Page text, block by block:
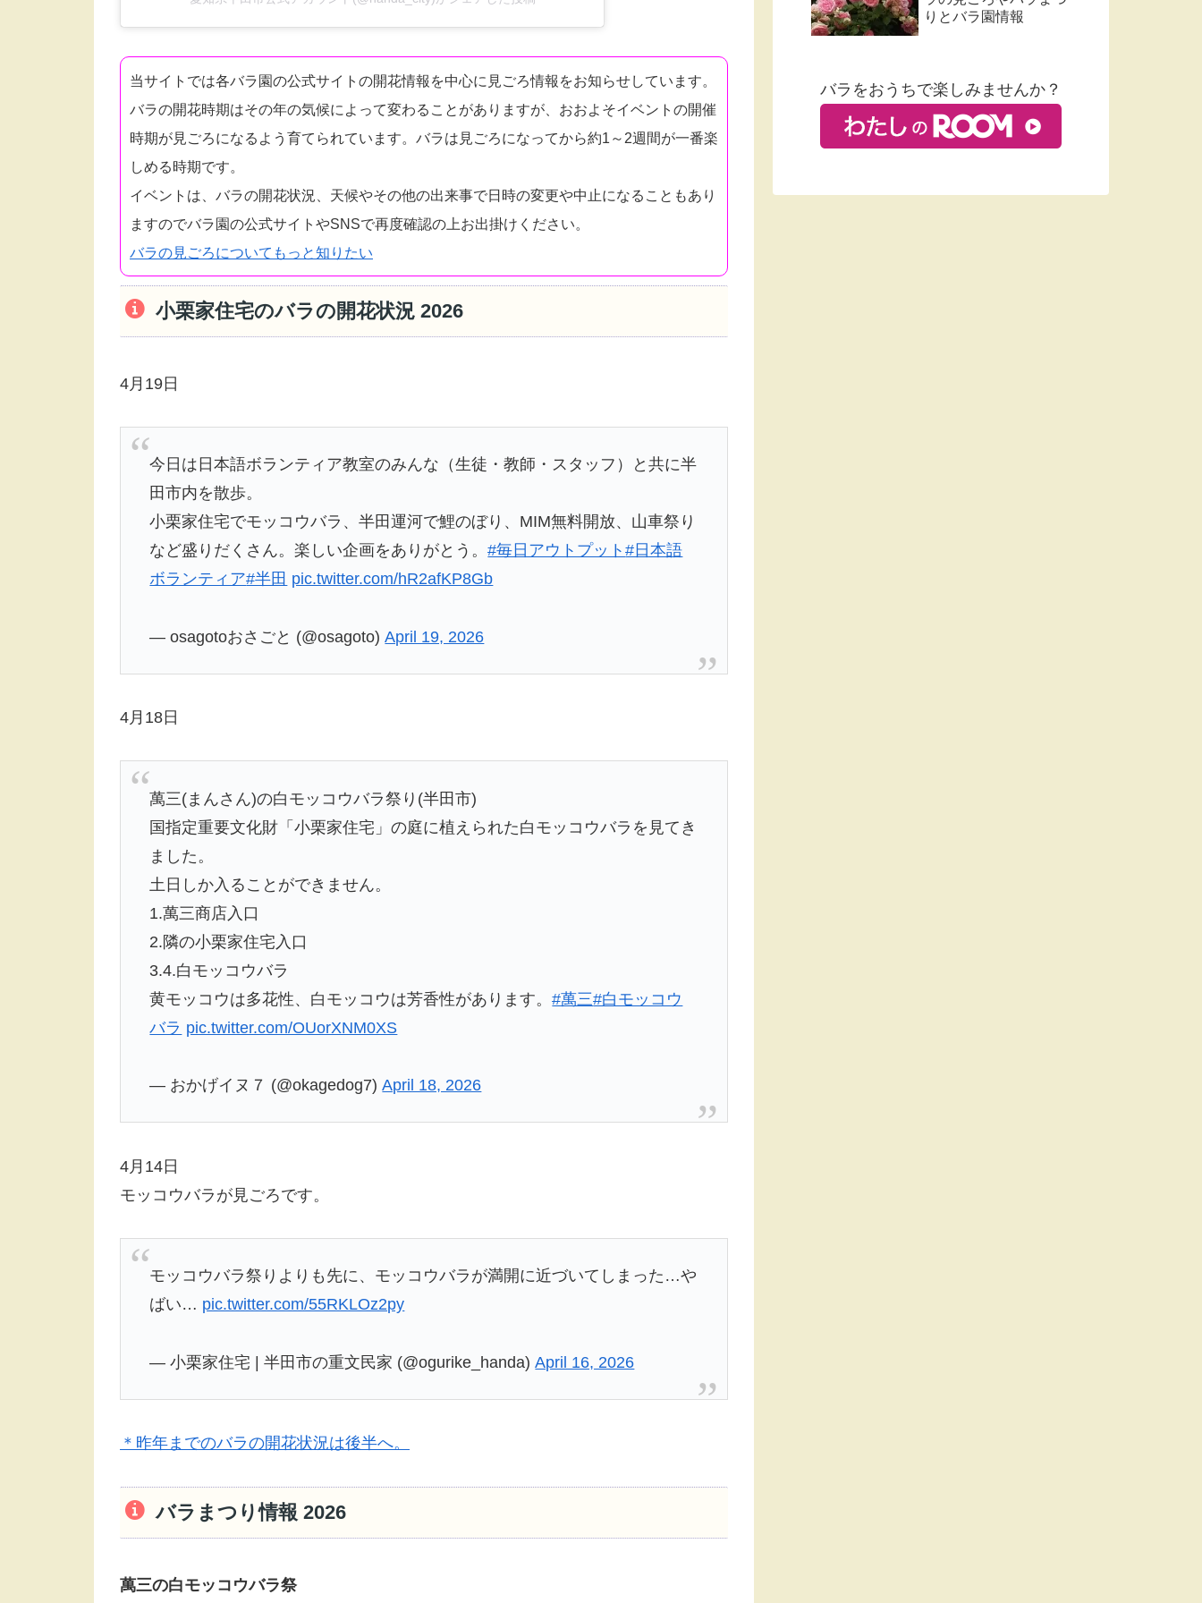
当サイトでは各バラ園の公式サイトの開花情報を中心に見ごろ情報をお知らせしています。
バラの開花時期はその年の気候によって変わることがありますが、おおよそイベントの開催
時期が見ごろになるよう育てられています。バラは見ごろになってから約1～2週間が一番楽
しめる時期です。
イベントは、バラの開花状況、天候やその他の出来事で日時の変更や中止になることもあり
ますのでバラ園の公式サイトやSNSで再度確認の上お出掛けください。
バラの見ごろについてもっと知りたい
小栗家住宅のバラの開花状況 2026
4月19日
今日は日本語ボランティア教室のみんな（生徒・教師・スタッフ）と共に半
田市内を散歩。
小栗家住宅でモッコウバラ、半田運河で鯉のぼり、MIM無料開放、山車祭り
など盛りだくさん。楽しい企画をありがとう。#毎日アウトプット#日本語
ボランティア#半田 pic.twitter.com/hR2afKP8Gb
— osagotoおさごと (@osagoto)April 19, 2026
4月18日
萬三(まんさん)の白モッコウバラ祭り(半田市)
国指定重要文化財「小栗家住宅」の庭に植えられた白モッコウバラを見てき
ました。
土日しか入ることができません。
1.萬三商店入口
2.隣の小栗家住宅入口
3.4.白モッコウバラ
黄モッコウは多花性、白モッコウは芳香性があります。#萬三#白モッコウ
バラ pic.twitter.com/OUorXNM0XS
— おかげイヌ７ (@okagedog7)April 18, 2026
4月14日
モッコウバラが見ごろです。
モッコウバラ祭りよりも先に、モッコウバラが満開に近づいてしまった…や
ばい… pic.twitter.com/55RKLOz2py
— 小栗家住宅 | 半田市の重文民家 (@ogurike_handa)April 16, 2026
＊昨年までのバラの開花状況は後半へ。
バラまつり情報 2026
萬三の白モッコウバラ祭
りとバラ園情報
バラをおうちで楽しみませんか？